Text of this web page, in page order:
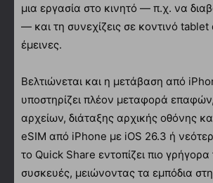
μια εργασία στο κινητό — π.χ. να
— και τη συνεχίζεις σε κοντινό tablet
έμεινες.
Βελτιώνεται και η μετάβαση από
υποστηρίζει πλέον μεταφορά
αρχείων, διάταξης αρχικής οθόνης
eSIM από iPhone με iOS 26.3 ή
το Quick Share εντοπίζει πιο
συσκευές, μειώνοντας τα εμπόδια